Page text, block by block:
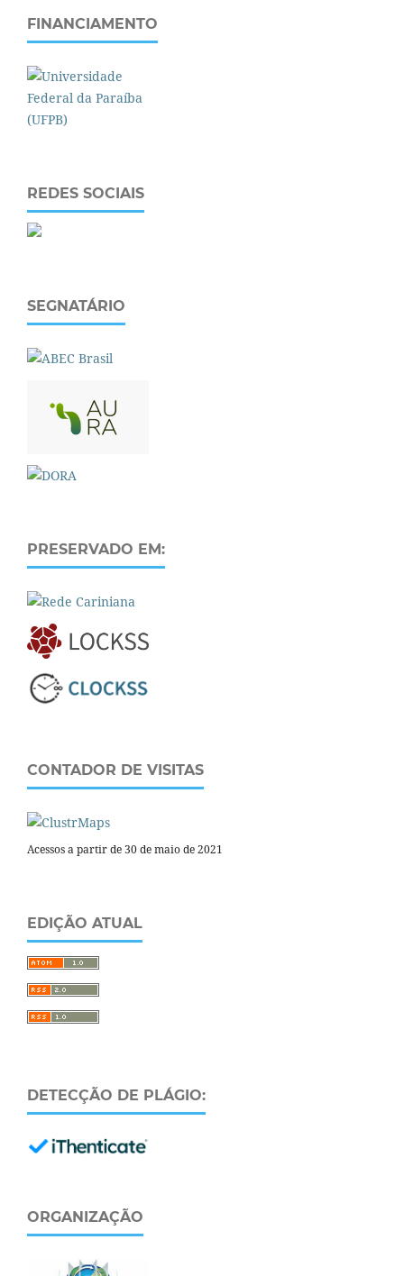
FINANCIAMENTO
REDES SOCIAIS
SEGNATÁRIO
PRESERVADO EM:
CONTADOR DE VISITAS
Acessos a partir de 30 de maio de 2021
EDIÇÃO ATUAL
DETECÇÃO DE PLÁGIO:
ORGANIZAÇÃO